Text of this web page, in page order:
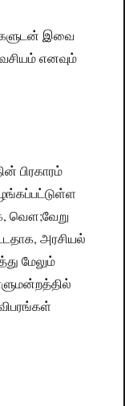
இவை
எனவும்
பிரகாரம்
வௌ;வேறு
அரசியல்
மேலும்